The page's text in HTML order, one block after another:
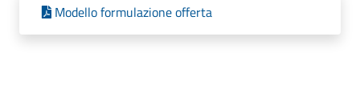
Modello formulazione offerta